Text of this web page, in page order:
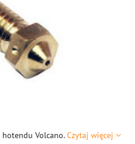
Volcano.Czytaj więcej